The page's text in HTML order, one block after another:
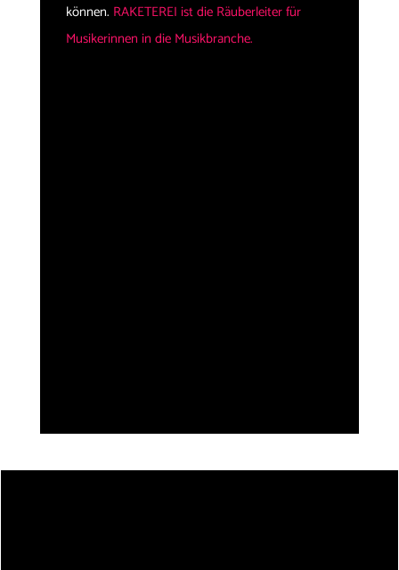
können. RAKETEREI ist die Räuberleiter für
Musikerinnen in die Musikbranche.